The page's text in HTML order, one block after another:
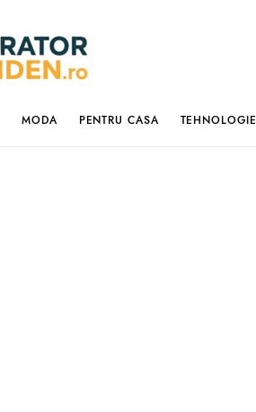
MODA PENTRU CASA TEHNOLOGIE